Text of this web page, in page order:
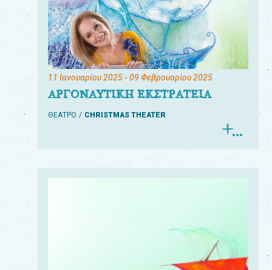
11 Ιανουαρίου 2025- 09 Φεβρουαρίου 2025
ΑΡΓΟΝΑΥΤΙΚΗ ΕΚΣΤΡΑΤΕΙΑ
ΘΕΑΤΡΟ CHRISTMAS THEATER